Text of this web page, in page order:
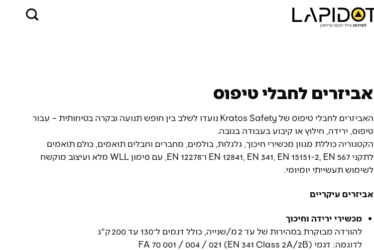
אביזרים לחבלי טיפוס
האביזרים לחבלי טיפוס של Kratos Safety נועדו לשלב בין חופש תנועה ובקרה בטיחותית – עבור
טיפוס, ירידה, חילוץ או קיבוע בעבודה בגובה.
הקטגוריה כוללת מגוון מכשירי חיכוך, גלגלות, בולמים, מחברים וחבלים תואמים, כולם תואמים
לתקני EN 12841, EN 341, EN 15151-2, EN 567 ו־EN 12278, עם סימון WLL מלא ועיצוב מוקשח
לשימוש תעשייתי יומיומי.
אביזרים עיקריים
מכשירי ירידה וחיכוך
להורדה מבוקרת במהירות של עד 2 מ/שנייה, כולל דגמים ל־130 עד 200 ק"ג
לדוגמה: דגמי FA 70 001 / 004 / 021 (EN 341 Class 2A/2B)